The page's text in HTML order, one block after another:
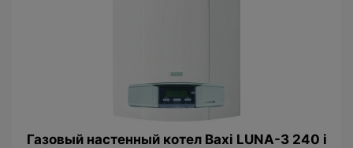
Газовый настенный котел Baxi LUNA-3 240 i